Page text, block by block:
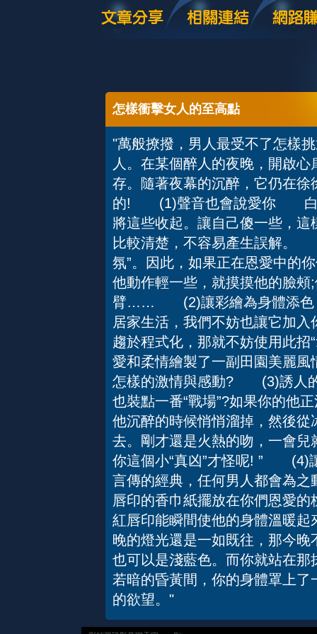
怎樣衝擊女人的至高點
"萬般撩撥，男人最受不了怎樣
人。在某個醉人的夜晚，開啟
存。隨著夜幕的沉醉，它仍在
的! (1)聲音也會說愛你 白天
將這些收起。讓自己傻一些，
比較清楚，不容易產生誤解。
氛”。因此，如果正在恩愛中的
他動作輕一些，就摸摸他的臉
臂…… (2)讓彩繪為身體添色
居家生活，我們不妨也讓它加
趨於程式化，那就不妨使用此
愛和柔情繪製了一副田園美麗
怎樣的激情與感動? (3)誘人
也裝點一番“戰場”?如果你的他
他沉醉的時候悄悄溜掉，然後從
去。剛才還是火熱的吻，一會兒
你這個小“真凶”才怪呢! ” (4)
言傳的經典，任何男人都會為
唇印的香巾紙擺放在你們恩愛
紅唇印能瞬間使他的身體溫
晚的燈光還是一如既往，那今
也可以是淺藍色。而你就站在
若暗的昏黃間，你的身體罩上
的欲望。"